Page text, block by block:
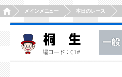
HOMEメインメニュー 本日のレース